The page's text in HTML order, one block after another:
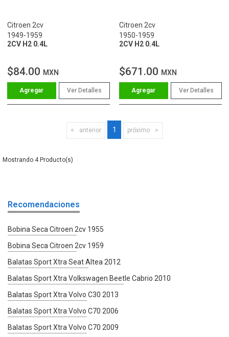
Citroen 2cv
1949-1959
2CV H2 0.4L
$84.00 MXN
Ver Detalles
Citroen 2cv
1950-1959
2CV H2 0.4L
$671.00 MXN
Ver Detalles
anterior 1 próximo
4
Recomendaciones
Bobina Seca Citroen 2cv 1955
Bobina Seca Citroen 2cv 1959
Balatas Sport Xtra Seat Altea 2012
Balatas Sport Xtra Volkswagen Beetle Cabrio 2010
Balatas Sport Xtra Volvo C30 2013
Balatas Sport Xtra Volvo C70 2006
Balatas Sport Xtra Volvo C70 2009